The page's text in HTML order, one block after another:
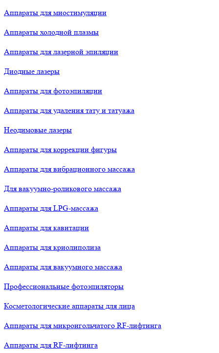
Аппараты для миостимуляции
Аппараты холодной плазмы
Аппараты для лазерной эпиляции
Диодные лазеры
Аппараты для фотоэпиляции
Аппараты для удаления тату и татуажа
Неодимовые лазеры
Аппараты для коррекции фигуры
Аппараты для вибрационного массажа
Для вакуумно-роликового массажа
Аппараты для LPG-массажа
Аппараты для кавитации
Аппараты для криолиполиза
Аппараты для вакуумного массажа
Профессиональные фотоэпиляторы
Косметологические аппараты для лица
Аппараты для микроигольчатого RF-лифтинга
Аппараты для RF-лифтинга